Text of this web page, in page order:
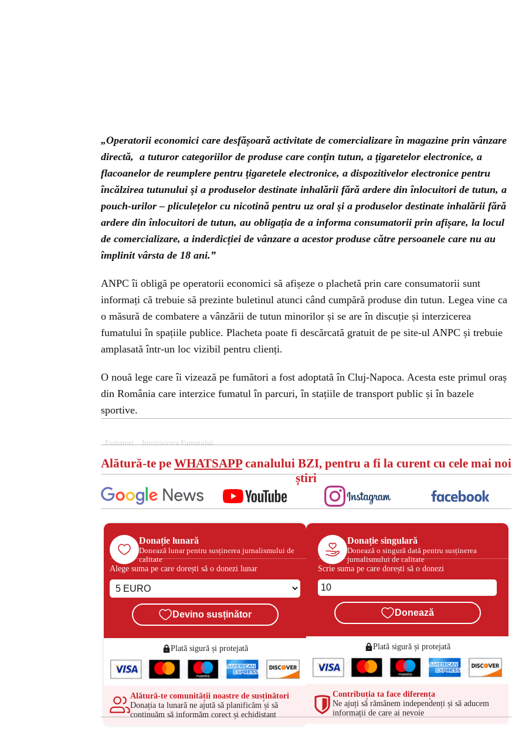
„Operatorii economici care desfășoară activitate de comercializare în magazine prin vânzare
directă, a tuturor categoriilor de produse care conţin tutun, a ţigaretelor electronice, a
flacoanelor de reumplere pentru ţigaretele electronice, a dispozitivelor electronice pentru
încălzirea tutunului şi a produselor destinate inhalării fără ardere din înlocuitori de tutun, a
pouch-urilor – pliculeţelor cu nicotină pentru uz oral şi a produselor destinate inhalării fără
ardere din înlocuitori de tutun, au obligaţia de a informa consumatorii prin afișare, la locul
de comercializare, a inderdicției de vânzare a acestor produse către persoanele care nu au
împlinit vârsta de 18 ani.”
ANPC îi obligă pe operatorii economici să afișeze o plachetă prin care consumatorii sunt
informați că trebuie să prezinte buletinul atunci când cumpără produse din tutun. Legea vine ca
o măsură de combatere a vânzării de tutun minorilor și se are în discuție și interzicerea
fumatului în spațiile publice. Placheta poate fi descărcată gratuit de pe site-ul ANPC și trebuie
amplasată într-un loc vizibil pentru clienți.
O nouă lege care îi vizează pe fumători a fost adoptată în Cluj-Napoca. Acesta este primul oraș
din România care interzice fumatul în parcuri, în stațiile de transport public și în bazele
sportive.
Fumatori Interzicerea Fumatului
Alătură-te pe WHATSAPPcanalului BZI, pentru a fi la curent cu cele mai noi
știri
Donație lunară
Donează lunar pentru susținerea jurnalismului de
calitate
Alege suma pe care dorești să o donezi lunar
Devino susținător
Plată sigură și protejată
Alătură-te comunității noastre de susținători
Donația ta lunară ne ajută să planificăm și să
continuăm să informăm corect și echidistant
Donație singulară
Donează o singură dată pentru susținerea
jurnalismului de calitate
Scrie suma pe care dorești să o donezi
Donează
Plată sigură și protejată
Contribuția ta face diferența
Ne ajuți să rămânem independenți și să aducem
informații de care ai nevoie